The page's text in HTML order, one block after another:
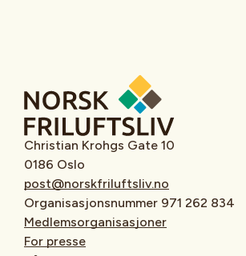
Christian Krohgs Gate 10
0186 Oslo
post@norskfriluftsliv.no
Organisasjonsnummer 971 262 834
Medlemsorganisasjoner
For presse